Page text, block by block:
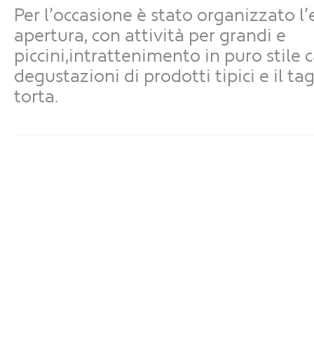
Per l’occasione è stato organizzato
apertura, con attività per grandi e
piccini,intrattenimento in puro stile
degustazioni di prodotti tipici e il
torta.